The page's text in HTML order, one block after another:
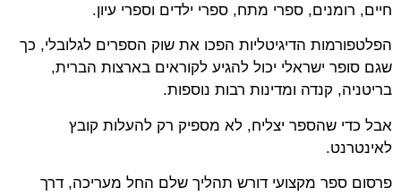
חיים, רומנים, ספרי מתח, ספרי ילדים וספרי עיון.
הפלטפורמות הדיגיטליות הפכו את שוק הספרים לגלובלי, כך
שגם סופר ישראלי יכול להגיע לקוראים בארצות הברית,
בריטניה, קנדה ומדינות רבות נוספות.
אבל כדי שהספר יצליח, לא מספיק רק להעלות קובץ
לאינטרנט.
פרסום ספר מקצועי דורש תהליך שלם החל מעריכה, דרך